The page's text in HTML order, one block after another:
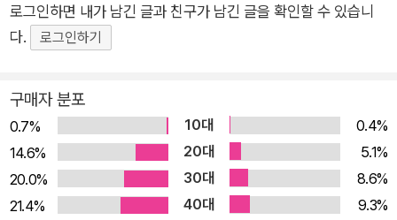
어 문장 쓰는 일에 익숙해져야 한다고요. 그러기 위해 일단 열 문
장을 써 보자고요. 최소한 열 문장 정도는 무리 없이 써 내려 갈
수 있도록, 못 쓰는 사람에서 쓰는 사람이 되도록 함께 연습하자
람이 쓰는 사람이 되려면 일단 한 문장을 써 봐야 합니다. 길게 이
어지는 한 문장을요. 긴 문장을 끊지 않고 이어서 쓰면 나만의 이
야기를 방해받지 않고 써 내려갈 수 있고, 어떻게든 내용을 이어
가려고 애쓰는 과정에서 주어와 술어가 호응하도록 신경 쓰고, 접
속사를 통해 문장 안에서 글의 흐름을 만드는 훈련을 할 수 있습
로그인하면 내가 남긴 글과 친구가 남긴 글을 확인할 수 있습니
다.
로그인하기
구매자 분포
0.7% 10대
0.4%
14.6%
20대
5.1%
20.0%
30대
8.6%
21.4%
40대
9.3%